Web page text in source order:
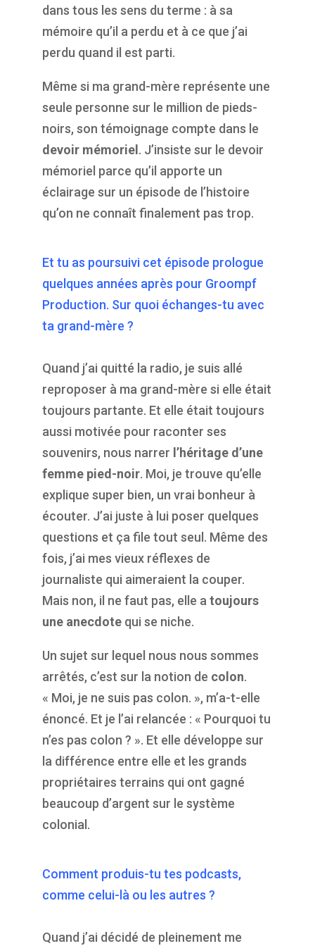
dans tous les sens du terme : à sa
mémoire qu’il a perdu et à ce que j’ai
perdu quand il est parti.
Même si ma grand-mère représente une
seule personne sur le million de pieds-
noirs, son témoignage compte dans le
devoir mémoriel . J’insiste sur le devoir
mémoriel parce qu’il apporte un
éclairage sur un épisode de l’histoire
qu’on ne connaît finalement pas trop.
Et tu as poursuivi cet épisode prologue
quelques années après pour Groompf
Production. Sur quoi échanges-tu avec
ta grand-mère ?
Quand j’ai quitté la radio, je suis allé
reproposer à ma grand-mère si elle était
toujours partante. Et elle était toujours
aussi motivée pour raconter ses
souvenirs, nous narrer l’héritage d’une
femme pied-noir. Moi, je trouve qu’elle
explique super bien, un vrai bonheur à
écouter. J’ai juste à lui poser quelques
questions et ça file tout seul. Même des
fois, j’ai mes vieux réflexes de
journaliste qui aimeraient la couper.
Mais non, il ne faut pas, elle atoujours
une anecdotequi se niche.
Un sujet sur lequel nous nous sommes
arrêtés, c’est sur la notion de colon.
« Moi, je ne suis pas colon. », m’a-t-elle
énoncé. Et je l’ai relancée : « Pourquoi tu
n’es pas colon ? ». Et elle développe sur
la différence entre elle et les grands
propriétaires terrains qui ont gagné
beaucoup d’argent sur le système
colonial.
Comment produis-tu tes podcasts,
comme celui-là ou les autres ?
Quand j’ai décidé de pleinement me